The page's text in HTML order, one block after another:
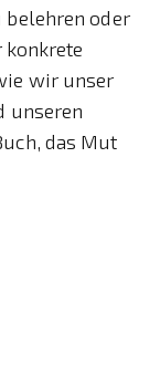
oder
wir unser
unseren
das Mut